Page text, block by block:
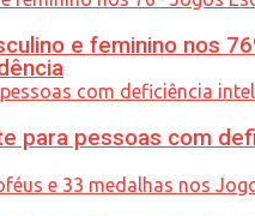
e feminino nos
para pessoas com